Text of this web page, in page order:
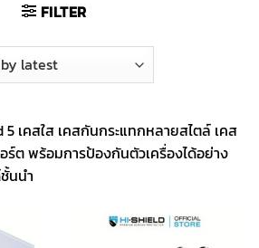
FILTER
5 เคสใส เคสกันกระแทกหลายสไตล์ เคส
ร์ต พร้อมการป้องกันตัวเครื่องได้อย่าง
นนำ